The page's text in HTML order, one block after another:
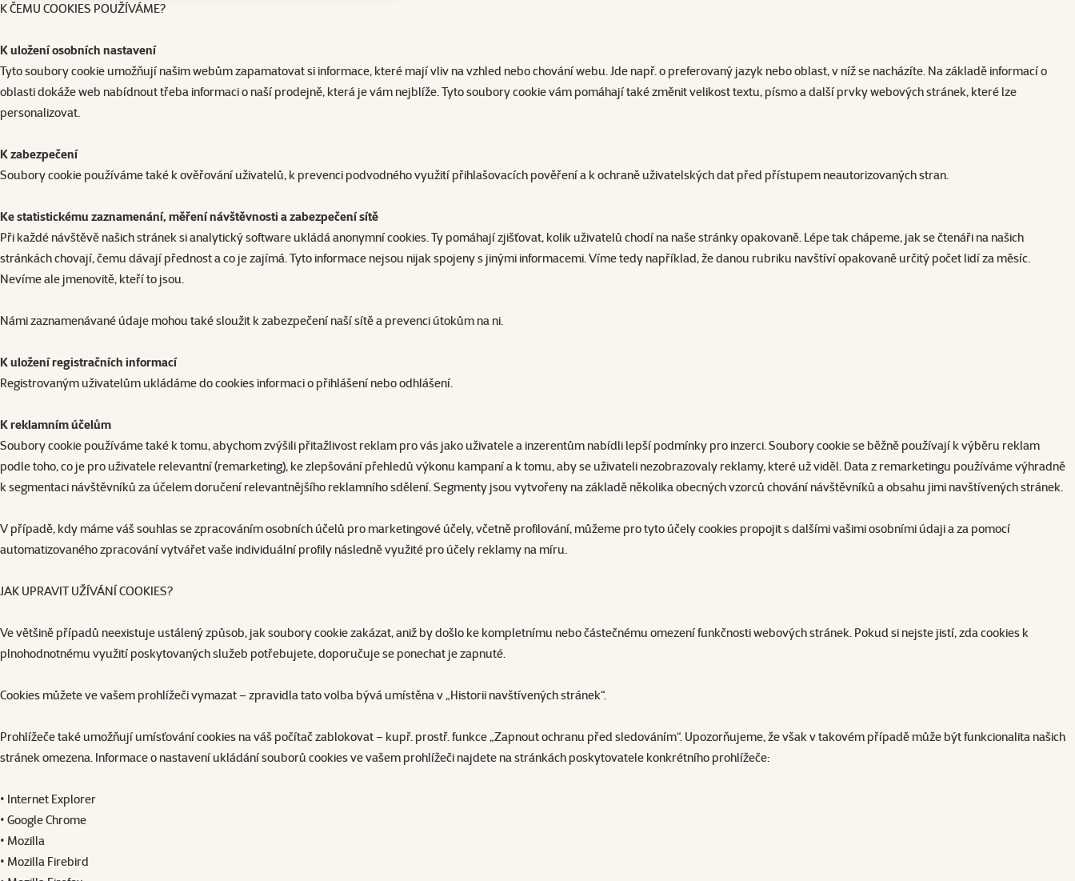
K ČEMU COOKIES POUŽÍVÁME?
K uložení osobních nastavení
Tyto soubory cookie umožňují našim webům zapamatovat si informace, které mají vliv na vzhled nebo chování webu. Jde např. o preferovaný jazyk nebo oblast, v níž se nacházíte. Na základě informací o
oblasti dokáže web nabídnout třeba informaci o naší prodejně, která je vám nejblíže. Tyto soubory cookie vám pomáhají také změnit velikost textu, písmo a další prvky webových stránek, které lze
personalizovat.
K zabezpečení
Soubory cookie používáme také k ověřování uživatelů, k prevenci podvodného využití přihlašovacích pověření a k ochraně uživatelských dat před přístupem neautorizovaných stran.
Ke statistickému zaznamenání, měření návštěvnosti a zabezpečení sítě
Při každé návštěvě našich stránek si analytický software ukládá anonymní cookies. Ty pomáhají zjišťovat, kolik uživatelů chodí na naše stránky opakovaně. Lépe tak chápeme, jak se čtenáři na našich
stránkách chovají, čemu dávají přednost a co je zajímá. Tyto informace nejsou nijak spojeny s jinými informacemi. Víme tedy například, že danou rubriku navštíví opakovaně určitý počet lidí za měsíc.
Nevíme ale jmenovitě, kteří to jsou.
Námi zaznamenávané údaje mohou také sloužit k zabezpečení naší sítě a prevenci útokům na ni.
K uložení registračních informací
Registrovaným uživatelům ukládáme do cookies informaci o přihlášení nebo odhlášení.
K reklamním účelům
Soubory cookie používáme také k tomu, abychom zvýšili přitažlivost reklam pro vás jako uživatele a inzerentům nabídli lepší podmínky pro inzerci. Soubory cookie se běžně používají k výběru reklam
podle toho, co je pro uživatele relevantní (remarketing), ke zlepšování přehledů výkonu kampaní a k tomu, aby se uživateli nezobrazovaly reklamy, které už viděl. Data z remarketingu používáme výhradně
k segmentaci návštěvníků za účelem doručení relevantnějšího reklamního sdělení. Segmenty jsou vytvořeny na základě několika obecných vzorců chování návštěvníků a obsahu jimi navštívených stránek.
V případě, kdy máme váš souhlas se zpracováním osobních účelů pro marketingové účely, včetně profilování, můžeme pro tyto účely cookies propojit s dalšími vašimi osobními údaji a za pomocí
automatizovaného zpracování vytvářet vaše individuální profily následně využité pro účely reklamy na míru.
JAK UPRAVIT UŽÍVÁNÍ COOKIES?
Ve většině případů neexistuje ustálený způsob, jak soubory cookie zakázat, aniž by došlo ke kompletnímu nebo částečnému omezení funkčnosti webových stránek. Pokud si nejste jistí, zda cookies k
plnohodnotnému využití poskytovaných služeb potřebujete, doporučuje se ponechat je zapnuté.
Cookies můžete ve vašem prohlížeči vymazat – zpravidla tato volba bývá umístěna v „Historii navštívených stránek“.
Prohlížeče také umožňují umísťování cookies na váš počítač zablokovat – kupř. prostř. funkce „Zapnout ochranu před sledováním“. Upozorňujeme, že však v takovém případě může být funkcionalita našich
stránek omezena. Informace o nastavení ukládání souborů cookies ve vašem prohlížeči najdete na stránkách poskytovatele konkrétního prohlížeče:
• Internet Explorer
• Google Chrome
• Mozilla
• Mozilla Firebird